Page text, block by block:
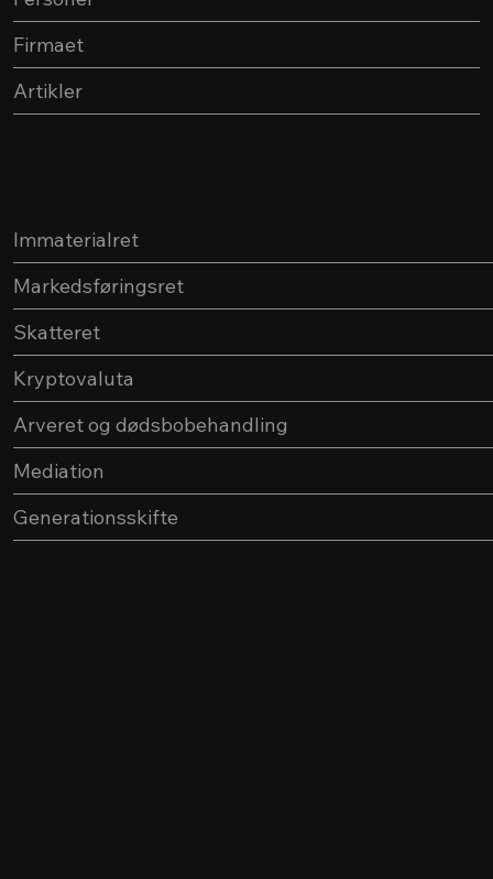
Artikler
Firmaet
Immaterialret
Markedsføringsret
Skatteret
Kryptovaluta
Mediation
Arveret og dødsbobehandling
Generationsskifte